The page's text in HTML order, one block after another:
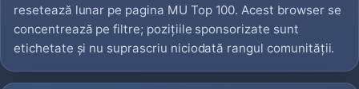
resetează lunar pe pagina MU Top 100. Acest browser se
concentrează pe filtre; pozițiile sponsorizate sunt
etichetate și nu suprascriu niciodată rangul comunității.